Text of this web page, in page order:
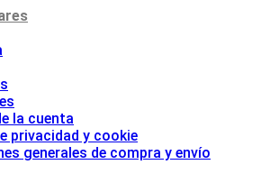
la cuenta
privacidad y cookie
generales de compra y envío